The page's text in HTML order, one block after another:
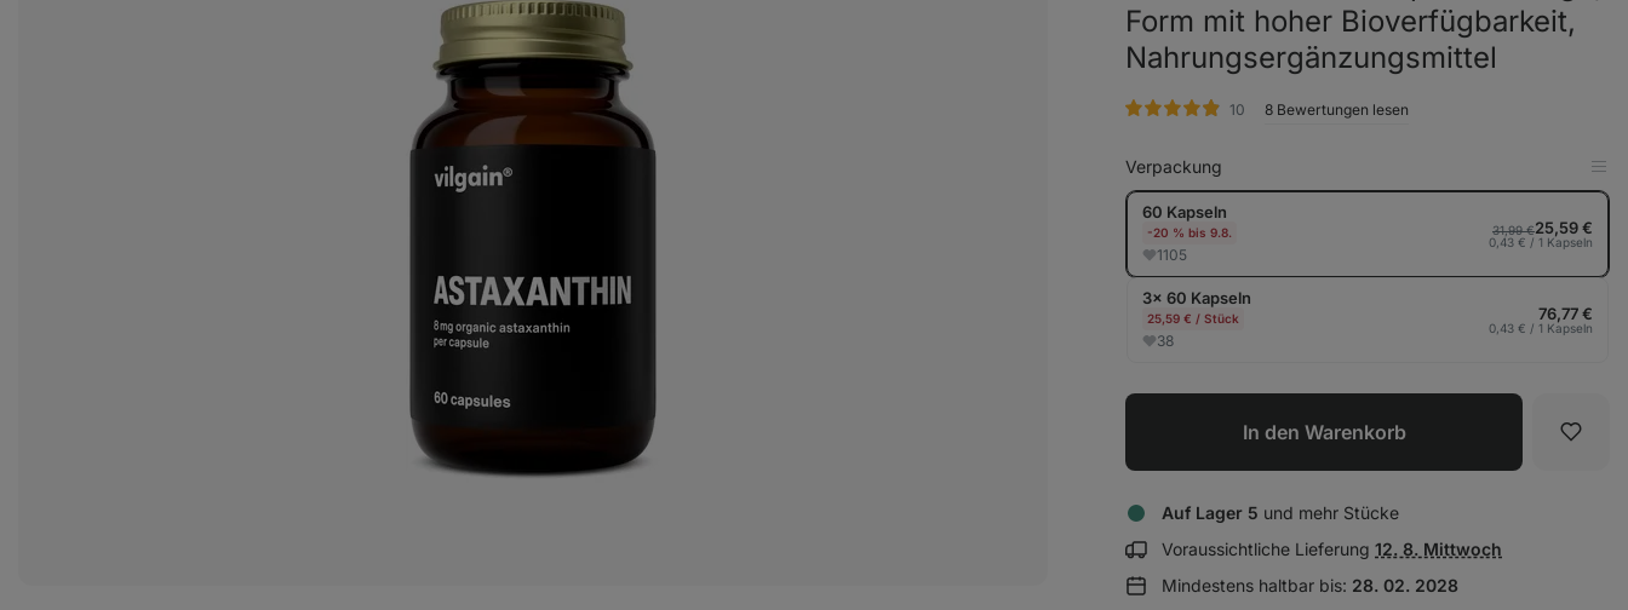
Form mit hoher Bioverfügbarkeit,
Nahrungsergänzungsmittel
10 Bewertungen
8 Bewertungen lesen
Verpackung
in
60 Kapseln
-20 % bis 9.8.
1105
31,99 €25,59 €
0,43 € / 1 Kapseln
3× 60 Kapseln
25,59 € / Stück
38
76,77 €
0,43 € / 1 Kapseln
In den Warenkorb
Auf Lager 5 und mehr Stücke
Voraussichtliche Lieferung Lieferinformationen
12. 8. Mittwoch
Mindestens haltbar bis: 28. 02. 2028